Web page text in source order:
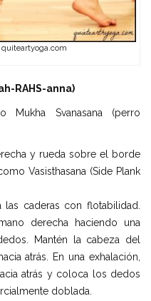
RAHS-anna)
Svanasana (perro
y rueda sobre el borde
Vasisthasana (Side Plank
las caderas con flotabilidad.
derecha haciendo una
Mantén la cabeza del
atrás. En una exhalación,
atrás y coloca los dedos
doblada.